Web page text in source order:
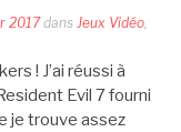
2017dans Jeux Vidéo,
! J’ai réussi à
Evil 7 fourni
je trouve assez